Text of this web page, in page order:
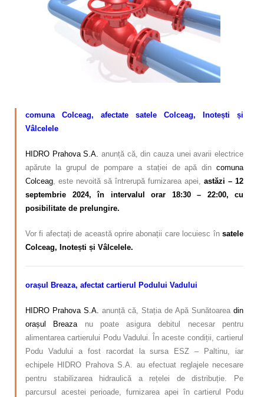
Calitatea apei
comuna Colceag, afectate satele Colceag, Inotești și
Vâlcelele
HIDRO Prahova S.A. anunță că, din cauza unei avarii electrice
apărute la grupul de pompare a stației de apă din comuna
Colceag, este nevoită să întrerupă furnizarea apei, astăzi – 12
septembrie 2024, în intervalul orar 18:30 – 22:00, cu
posibilitate de prelungire.
Vor fi afectați de această oprire abonații care locuiesc în satele
Colceag, Inotești și Vâlcelele.
orașul Breaza, afectat cartierul Podului Vadului
HIDRO Prahova S.A. anunță că, Stația de Apă Sunătoarea din
orașul Breaza nu poate asigura debitul necesar pentru
alimentarea cartierului Podu Vadului. În aceste condiții, cartierul
Podu Vadului a fost racordat la sursa ESZ – Paltinu, iar
echipele HIDRO Prahova S.A. au efectuat reglajele necesare
pentru stabilizarea hidraulică a rețelei de distribuție. Pe
parcursul acestei perioade, furnizarea apei în cartierul Podu